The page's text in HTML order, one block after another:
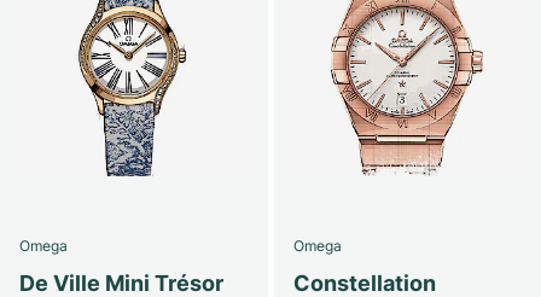
Omega
De Ville Mini Trésor
Omega
Constellation